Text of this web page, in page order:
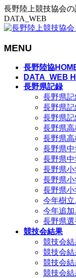
長野陸上競技協会
DATA_WEB
MENU
長野陸協
DATA_WEB
長野県記録
長野県記
長野県記
長野県
長野県
長野県
長野県
長野県
長野県
長野県
長野県
今年樹
今年追
長野県
競技会結果
競技会結
競技会結
競技会結
競技会結